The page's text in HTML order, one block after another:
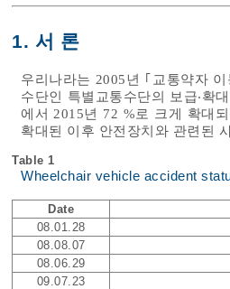
1. 서 론
우리나라는 2005년 ｢교통약자
수단인 특별교통수단의 보급‧확
에서 2015년 72 %로 크게 확대
확대된 이후 안전장치와 관련된
Table 1
Wheelchair vehicle accident
Date
08.01.28
08.08.07
08.06.29
09.07.23